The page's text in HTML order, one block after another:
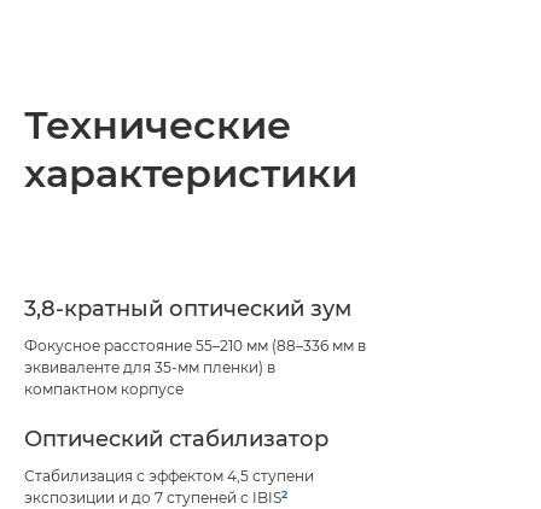
Технические
характеристики
3,8-кратный оптический зум
Фокусное расстояние 55–210 мм (88–336 мм в
эквиваленте для 35-мм пленки) в
компактном корпусе
Оптический стабилизатор
Стабилизация с эффектом 4,5 ступени
экспозиции и до 7 ступеней с IBIS2